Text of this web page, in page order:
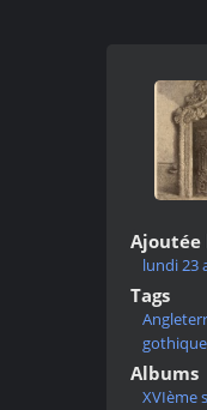
Ajoutée
lundi 23
Tags
gothique
Albums
XVIème